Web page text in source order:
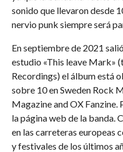
sonido que llevaron desde
nervio punk siempre será
En septiembre de 2021
estudio «This leave Mark»
Recordings) el álbum está
sobre 10 en Sweden Rock
Magazine and OX Fanzine.
la página web de la banda.
en las carreteras europeas
y festivales de los últimos